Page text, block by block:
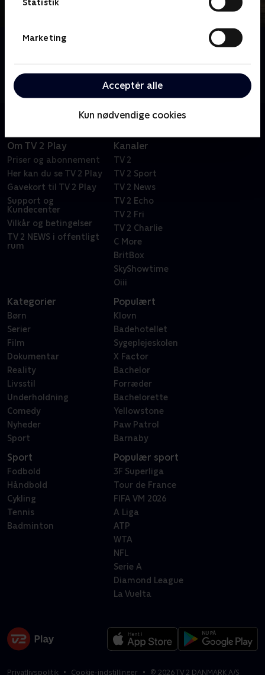
Statistik
Marketing
Acceptér alle
Kun nødvendige cookies
Om Beyond Paradise
in Paradise. Martha og Humphrey flytter til en
landsby. Her efterforsker de byens kriminalitet.
Om TV 2 Play
Priser og abonnement
Her kan du se TV 2 Play
Gavekort til TV 2 Play
Support og
Kundecenter
Vilkår og betingelser
TV 2 NEWS i offentligt
rum
Kanaler
TV 2
TV 2 Sport
TV 2 News
TV 2 Echo
TV 2 Fri
TV 2 Charlie
C More
BritBox
SkyShowtime
Oiii
Kategorier
Børn
Serier
Film
Dokumentar
Reality
Livsstil
Underholdning
Comedy
Nyheder
Sport
Populært
Klovn
Badehotellet
Sygeplejeskolen
X Factor
Bachelor
Forræder
Bachelorette
Yellowstone
Paw Patrol
Barnaby
Sport
Fodbold
Håndbold
Cykling
Tennis
Badminton
Populær sport
3F Superliga
Tour de France
FIFA VM 2026
A Liga
ATP
WTA
NFL
Serie A
Diamond League
La Vuelta
Privatlivspolitik Cookie-indstillinger © 2026TV 2 DANMARK A/S